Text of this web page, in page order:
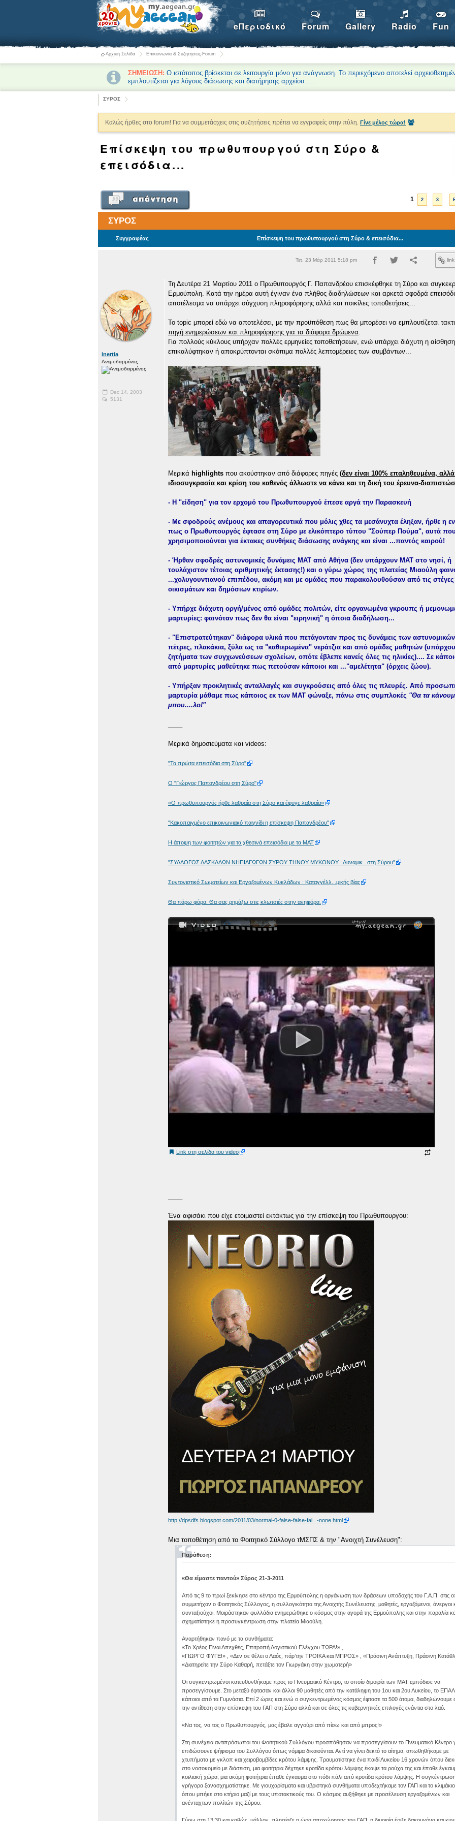
eΠεριοδικό Forum Gallery Radio Fun
Αρχική Σελίδα Επικοινωνία & Συζητήσεις-Forum
ΣΗΜΕΙΩΣΗ: Ο ιστότοπος βρίσκεται σε λειτουργία μόνο για ανάγνωση. Το περιεχόμενο αποτελεί
εμπλουτίζεται για λόγους διάσωσης και διατήρησης αρχείου.....
ΣΥΡΟΣ
Καλώς ήρθες στο forum! Για να συμμετάσχεις στις συζητήσεις πρέπει να εγγραφείς στην πύλη. Γίνε μέλος τώρα!
Eπίσκεψη του πρωθυπουργού στη Σύρο &
επεισόδια...
1 2 3
ΣΥΡΟΣ
Συγγραφέας Eπίσκεψη του πρωθυπουργού στη Σύρο & επεισόδια...
Τετ, 23 Μάρ 2011 5:18 pm
inertia
Ανεμοδαρμένος
Dec 14, 2003
5131
Τη Δευτέρα 21 Μαρτίου 2011 ο Πρωθυπουργός Γ. Παπανδρέου επισκέφθηκε τη Σύρο και
Ερμούπολη. Κατά την ημέρα αυτή έγιναν ένα πλήθος διαδηλώσεων και αρκετά σφοδρά
αποτέλεσμα να υπάρχει σύγχυση πληροφόρησης αλλά και ποικίλες τοποθετήσεις...
Το topic μπορεί εδώ να αποτελέσει, με την προϋπόθεση πως θα μπορέσει να εμπλουτίζεται
πηγή ενημερώσεων και πληροφόρησης για τα διάφορα δρώμενα
Για πολλούς κύκλους υπήρχαν πολλές ερμηνείες τοποθετήσεων, ενώ υπάρχει διάχυτη η
επικαλύφτηκαν ή αποκρύπτονται σκόπιμα πολλές λεπτομέρειες των συμβάντων...
Μερικά highlights που ακούστηκαν από διάφορες πηγές (δεν είναι 100% επαληθευμένα, αλλά
ιδιοσυγκρασία και κρίση του καθενός άλλωστε να κάνει και τη δική του έρευνα-
- Η "είδηση" για τον ερχομό του Πρωθυπουργού έπεσε αργά την Παρασκευή
- Με σφοδρούς ανέμους και απαγορευτικά που μόλις χθες τα μεσάνυχτα έληξαν, ήρθε η
πως ο Πρωθυπουργός έφτασε στη Σύρο με ελικόπτερο τύπου "Σούπερ Πούμα", αυτά που
χρησιμοποιούνται για έκτακες συνθήκες διάσωσης ανάγκης και είναι ...παντός καιρού!
- Ήρθαν σφοδρές αστυνομικές δυνάμεις ΜΑΤ από Αθήνα (δεν υπάρχουν ΜΑΤ στο νησί, ή
τουλάχιστον τέτοιας αριθμητικής έκτασης!) και ο γύρω χώρος της πλατείας Μιαούλη
...χολυγουντιανού επιπέδου, ακόμη και με ομάδες που παρακολουθούσαν από τις στέγες
οικισμάτων και δημόσιων κτιρίων.
- Υπήρχε διάχυτη οργή/μένος από ομάδες πολιτών, είτε οργανωμένα γκρουπς ή
μαρτυρίες: φαινόταν πως δεν θα είναι "ειρηνική" η όποια διαδήλωση...
- "Επιστρατεύτηκαν" διάφορα υλικά που πετάγονταν προς τις δυνάμεις των
πέτρες, πλακάκια, ξύλα ως τα "καθιερωμένα" νεράτζια και από ομάδες μαθητών
ζητήματα των συγχωνεύσεων σχολείων, οπότε έβλεπε κανείς όλες τις ηλικίες).... Σε
από μαρτυρίες μαθεύτηκε πως πετούσαν κάποιοι και ..."αμελέτητα" (όρχεις ζώου).
- Υπήρξαν προκλητικές ανταλλαγές και συγκρούσεις από όλες τις πλευρές. Από
μαρτυρία μάθαμε πως κάποιος εκ των ΜΑΤ φώναξε, πάνω στις συμπλοκές "Θα τα
μπου....λο!"
Μερικά δημοσιεύματα και videos:
"Τα πρώτα επεισόδια στη Σύρο"
O "Γιώργος Παπανδρέου στη Σύρο"
«Ο πρωθυπουργός ήρθε λαθραία στη Σύρο και έφυγε λαθραία»
"Κακοπαιγμένο επικοινωνιακό παιγνίδι η επίσκεψη Παπανδρέου"
Η άποψη των φοιτητών για τα χθεσινά επεισόδια με τα ΜΑΤ
"ΣΥΛΛΟΓΟΣ ΔΑΣΚΑΛΩΝ ΝΗΠΙΑΓΩΓΩΝ ΣΥΡΟΥ ΤΗΝΟΥ ΜΥΚΟΝΟΥ : Δυναμικ...στη Σύρου"
Συντονιστικό Σωματείων και Εργαζομένων Κυκλάδων : Καταγγέλλ...μικής βίας
Θα πάρω φόρα. Θα σας ρημάξω στις κλωτσιές στην ανηφόρα.
Link στη σελίδα του video
Ένα αφισάκι που είχε ετοιμαστεί εκτάκτως για την επίσκεψη του Πρωθυπουργου:
http://dpsdfs.blogspot.com/2011/03/normal-0-false-false-fal...-none.html
Μια τοποθέτηση από το Φοιτητικό Σύλλογο τΜΣΠΣ & την "Ανοιχτή Συνέλευση":
Παράθεση:
«Θα είμαστε παντού» Σύρος 21-3-2011
Από τις 9 το πρωί ξεκίνησε στο κέντρο της Ερμούπολης η οργάνωση των δράσεων υποδοχής του Γ.Α.Π. στις
συμμετήχαν ο Φοιτητικός Σύλλογος, η συλλογικότητα της Ανοιχτής Συνέλευσης, μαθητές, εργαζόμενοι, άνεργοι
συνταξιούχοι. Μοιράστηκαν φυλλάδια ενημερώθηκε ο κόσμος στην αγορά της Ερμούπολης και στην παραλία
σχηματίστηκε η προσυγκέντρωση στην πλατεία Μιαούλη.
Αναρτήθηκαν πανό με τα συνθήματα:
«Το Χρέος Είναι Απεχθές, Επιτροπή Λογιστικού Ελέγχου ΤΩΡΑ!» ,
«ΓΙΩΡΓΟ ΦΥΓΕ!» , «Δεν σε θέλει ο Λαός, πάρ’την ΤΡΟΙΚΑ και ΜΠΡΟΣ» , «Πράσινη Ανάπτυξη, Πράσινη
«Διατηρείτε την Σύρο Καθαρή, πετάξτε τον Γιωργάκη στην χωματερή»
Οι συγκεντρωμένοι κατευθυνθήκαμε προς το Πνευματικό Κέντρο, το οποίο διμοιρία των ΜΑΤ εμπόδισε να
προσεγγίσουμε. Στο μεταξύ έφτασαν και άλλοι 90 μαθητές από την κατάληψη του 1ου και 2ου Λυκείου, το ΕΠΑΛ
κάποιοι από τα Γυμνάσια. Επί 2 ώρες και ενώ ο συγκεντρωμένος κόσμος έφτασε τα 500 άτομα, διαδηλώνουμε
την αντίθεση στην επίσκεψη του ΓΑΠ στη Σύρο αλλά και σε όλες τις κυβερνητικές επιλογές ενάντια στο λαό.
«Να τος, να τος ο Πρωθυπουργός, μας έβαλε αγγούρι από πίσω και από μπρος!»
Στη συνέχεια αντιπρόσωποι του Φοιτητικού Συλλόγου προσπάθησαν να προσεγγίσουν το Πνευματικό Κέντρο
επιδώσουνε ψήφισμα του Συλλόγου όπως νόμιμα δικαιούνται. Αντί να γίνει δεκτό το αίτημα, απωθηθήκαμε με
χτυπήματα με γκλοπ και χειροβομβίδες κρότου λάμψης. Τραυματίστηκε ένα παιδί Λυκείου 16 χρονών όπου
στο νοσοκομείο με διάσειση, μια φοιτήτρια δέχτηκε κροτίδα κρότου λάμψης έκαψε τα ρούχα της και έπαθε
κοιλιακή χώρα, μια ακόμη φοιτήτρια έπαθε έγκαυμα στο πόδι πάλι από κροτίδα κρότου λάμψης. Η
γρήγορα ξανασχηματίστηκε. Με γιουχαρίσματα και υβριστηκά συνθήματα υποδεχτήκαμε τον ΓΑΠ και το κλιμάκιο
όπου μπήκε στο κτήριο μαζί με τους υποτακτικούς του. Ο κόσμος αυξήθηκε με προσέλευση εργαζομένων και
ανένταχτων πολίτών της Σύρου.